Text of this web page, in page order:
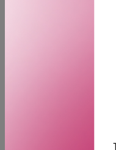
glattere og får tilbake et
· Dyp
· Låser inn fuktighet i
Flower som er rik på